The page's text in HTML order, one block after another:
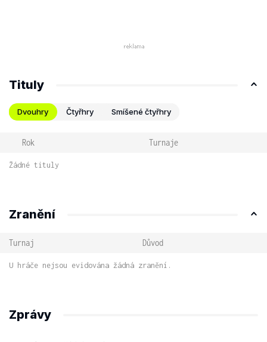
Tituly
Dvouhry Čtyřhry Smíšené čtyřhry
Rok Turnaje
Žádné tituly
Zranění
Turnaj Důvod
U hráče nejsou evidována žádná zranění.
Zprávy